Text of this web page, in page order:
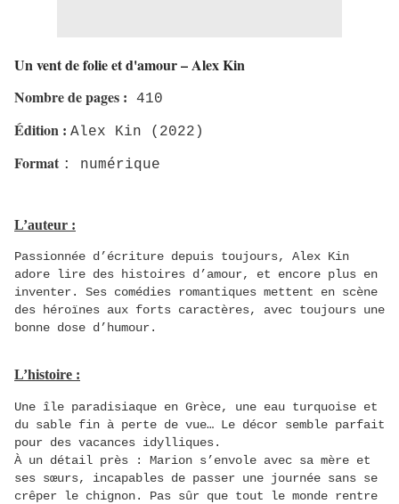
Un vent de folie et d'amour – Alex Kin
Nombre de pages : 410
Édition : Alex Kin (2022)
Format : numérique
L’auteur :
Passionnée d’écriture depuis toujours, Alex Kin
adore lire des histoires d’amour, et encore plus en
inventer. Ses comédies romantiques mettent en scène
des héroïnes aux forts caractères, avec toujours une
bonne dose d’humour.
L’histoire :
Une île paradisiaque en Grèce, une eau turquoise et
du sable fin à perte de vue… Le décor semble parfait
pour des vacances idylliques.
À un détail près : Marion s’envole avec sa mère et
ses sœurs, incapables de passer une journée sans se
crêper le chignon. Pas sûr que tout le monde rentre